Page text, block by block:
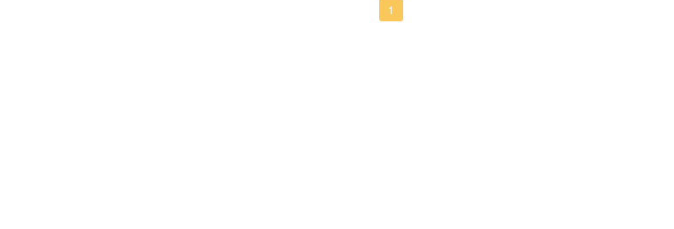
で、お急ぎくださいませ。▶プロジェクトページはこちらまた、piunoでは、下記プロジェ
1